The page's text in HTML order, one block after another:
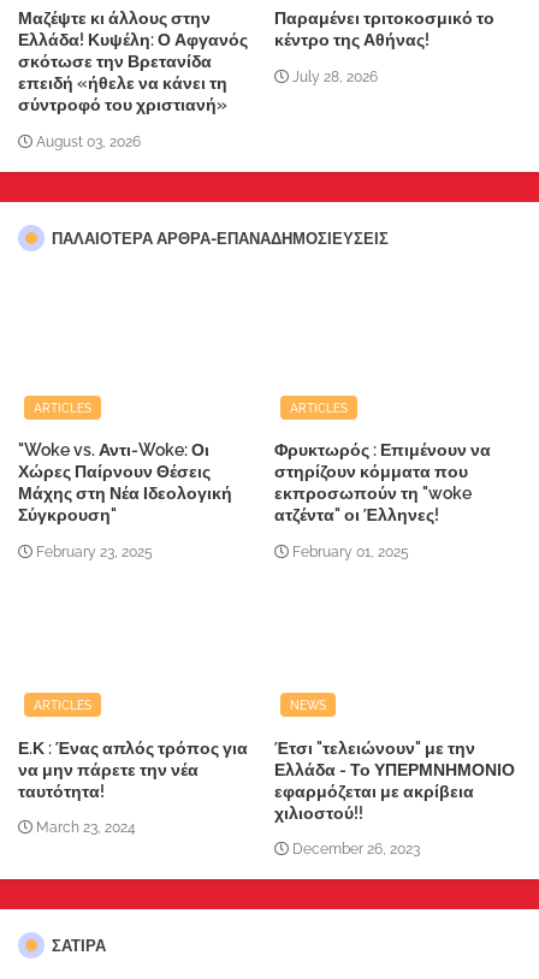
Μαζέψτε κι άλλους στην
Ελλάδα! Κυψέλη: Ο Αφγανός
σκότωσε την Βρετανίδα
επειδή «ήθελε να κάνει τη
σύντροφό του χριστιανή»
August 03, 2026
Παραμένει τριτοκοσμικό το
κέντρο της Αθήνας!
July 28, 2026
ΠΑΛΑΙΟΤΕΡΑ ΑΡΘΡΑ-ΕΠΑΝΑΔΗΜΟΣΙΕΥΣΕΙΣ
ARTICLES
"Woke vs. Αντι-Woke: Οι
Χώρες Παίρνουν Θέσεις
Μάχης στη Νέα Ιδεολογική
Σύγκρουση"
February 23, 2025
ARTICLES
Φρυκτωρός : Επιμένουν να
στηρίζουν κόμματα που
εκπροσωπούν τη "woke
ατζέντα" οι Έλληνες!
February 01, 2025
ARTICLES
Ε.Κ : Ένας απλός τρόπος για
να μην πάρετε την νέα
ταυτότητα!
March 23, 2024
NEWS
Έτσι "τελειώνουν" με την
Ελλάδα - Το ΥΠΕΡΜΝΗΜΟΝΙΟ
εφαρμόζεται με ακρίβεια
χιλιοστού!!
December 26, 2023
ΣΑΤΙΡΑ